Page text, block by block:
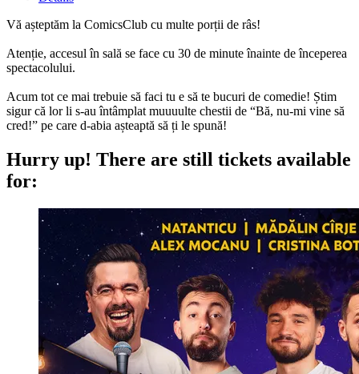
Vă așteptăm la ComicsClub cu multe porții de râs!
Atenție, accesul în sală se face cu 30 de minute înainte de începerea
spectacolului.
Acum tot ce mai trebuie să faci tu e să te bucuri de comedie! Știm
sigur că lor li s-au întâmplat muuuulte chestii de “Bă, nu-mi vine să
cred!” pe care d-abia așteaptă să ți le spună!
Hurry up! There are still tickets available
for: